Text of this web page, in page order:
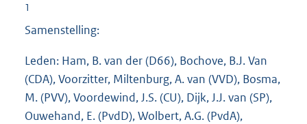
1
Samenstelling:
Leden: Ham, B. van der (D66), Bochove, B.J. Van
(CDA), Voorzitter, Miltenburg, A. van (VVD), Bosma,
M. (PVV), Voordewind, J.S. (CU), Dijk, J.J. van (SP),
Ouwehand, E. (PvdD), Wolbert, A.G. (PvdA),